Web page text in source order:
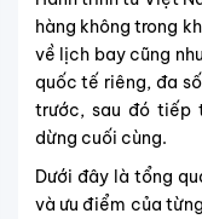
hàng không trong
về lịch bay cũng
quốc tế riêng, đa
trước, sau đó tiếp
dừng cuối cùng.
Dưới đây là tổng
và ưu điểm của